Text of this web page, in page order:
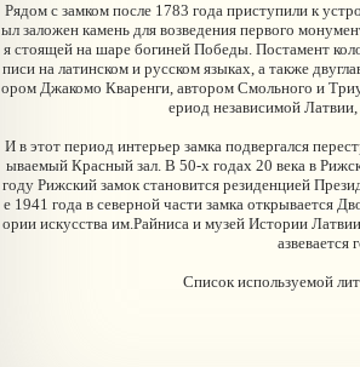
Рядом с замком после 1783 года приступили к
ыл заложен камень для возведения первого
я стоящей на шаре богиней Победы. Постамент
писи на латинском и русском языках, а также
ором Джакомо Кваренги, автором Смольного и
ериод независимой
И в этот период интерьер замка подвергался
ываемый Красный зал. В 50-х годах 20 века в
году Рижский замок становится резиденцией
е 1941 года в северной части замка открывается
ории искусства им.Райниса и музей Истории
азвевается
Список используемой